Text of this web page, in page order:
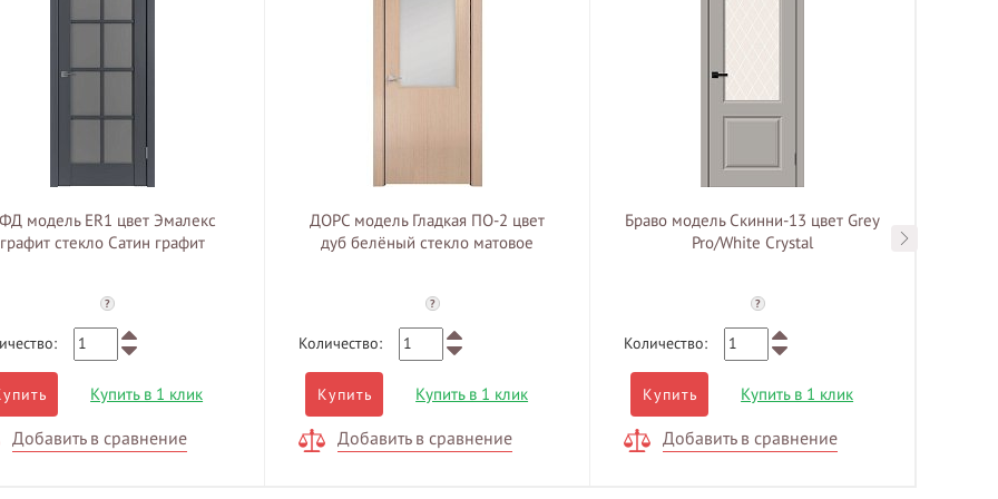
модель ER1 цвет Эмалекс
графит стекло Сатин графит
?
Купить в 1 клик
Добавить в сравнение
ДОРС модель Гладкая ПО-2 цвет
дуб белёный стекло матовое
?
Количество:
Купить Купить в 1 клик
Добавить в сравнение
Браво модель Скинни-13 цвет Grey
Pro/White Сrystal
?
Количество:
Купить Купить в 1 клик
Добавить в сравнение